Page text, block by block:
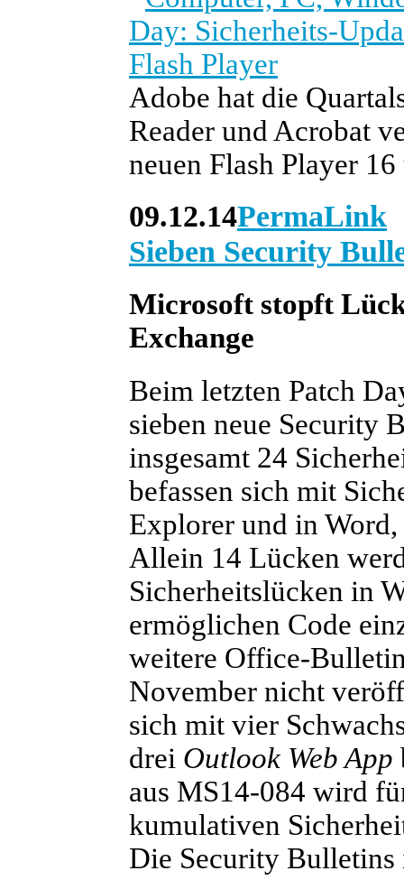
Day: Sicherheits-
Flash Player
Adobe hat die
Reader und Acrobat
neuen Flash Player
09.12.14PermaLink
Sieben Security
Microsoft stopft
Exchange
Beim letzten Patch
sieben neue Security
insgesamt 24
befassen sich mit
Explorer und in
Allein 14 Lücken
Sicherheitslücken in
ermöglichen Code
weitere Office-
November nicht
sich mit vier
drei Outlook Web App
aus MS14-084 wird
kumulativen
Die Security